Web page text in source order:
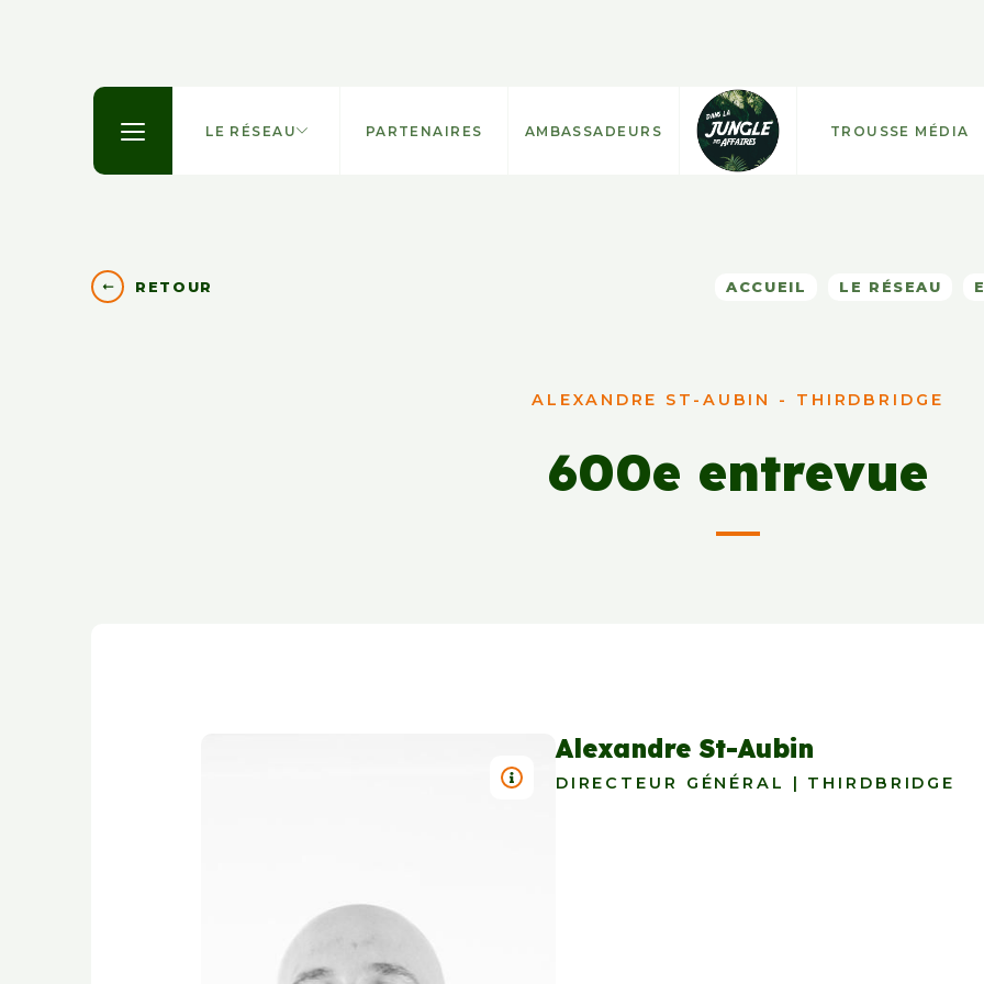
LE RÉSEAU PARTENAIRES AMBASSADEURS TROUSSE MÉDIA
RETOUR ACCUEIL LE RÉSEAU
ALEXANDRE ST-AUBIN - THIRDBRIDGE
600e entrevue
TITRE : 600E ENTREVUE - ALEXANDRE ST-AUBIN,
Alexandre St-Aubin
DIRECTEUR GÉNÉRAL | THIRDBRIDGE